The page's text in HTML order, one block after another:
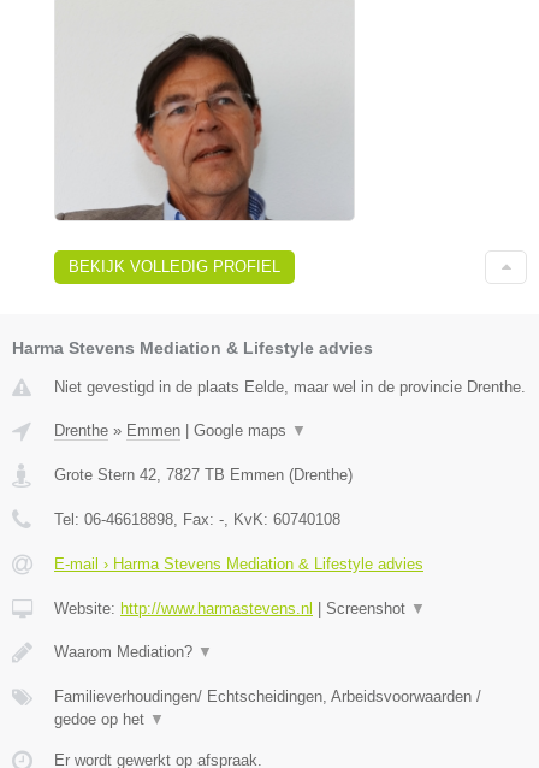
BEKIJK VOLLEDIG PROFIEL
Harma Stevens Mediation & Lifestyle advies
Niet gevestigd in de plaats Eelde, maar wel in de provincie Drenthe.
Drenthe » Emmen | Google maps ▼
Grote Stern 42 7827 TB Emmen (Drenthe)
Tel: 06-46618898 , Fax: - , KvK: 60740108
E-mail › Harma Stevens Mediation & Lifestyle advies
Website: http://www.harmastevens.nl | Screenshot ▼
Waarom Mediation? ▼
Familieverhoudingen/ Echtscheidingen, Arbeidsvoorwaarden /
gedoe op het ▼
Er wordt gewerkt op afspraak.